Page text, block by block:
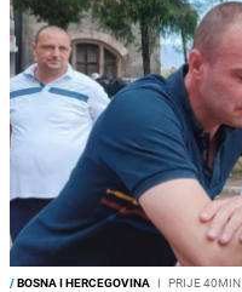
/BOSNA I HERCEGOVINA I PRIJE 40MIN